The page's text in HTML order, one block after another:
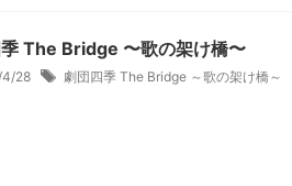
The Bridge 〜歌の架け橋〜
28 劇団四季 The Bridge ～歌の架け橋～